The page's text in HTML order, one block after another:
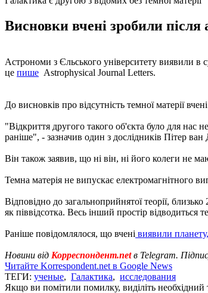
Висновки вчені зробили після
Астрономи з Єльського університету виявили в
це пише Astrophysical Journal Letters.
До висновків про відсутність темної матерії
"Відкриття другого такого об'єкта було для
раніше", - зазначив один з дослідників Пітер
Він також заявив, що ні він, ні його колеги не
Темна матерія не випускає електромагнітного
Відповідно до загальноприйнятої теорії,
як піввідсотка. Весь інший простір відводиться
Раніше повідомлялося, що вчені виявили
Новини від Корреспондент.netв Telegram.
Читайте Korrespondent.net в Google News
ТЕГИ: ученые, Галактика, исследования
Якщо ви помітили помилку, виділіть